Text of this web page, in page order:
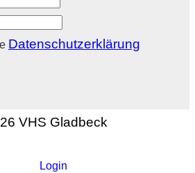
Datenschutzerklärung
VHS Gladbeck
Login